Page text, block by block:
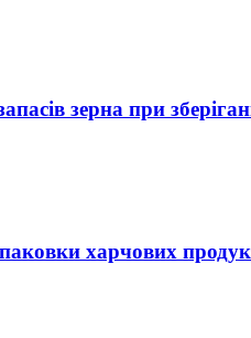
зерна при
харчових